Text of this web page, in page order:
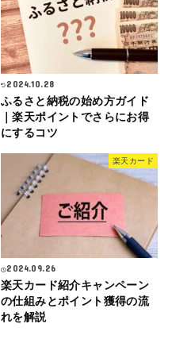
2024.10.28
ふるさと納税の始め方ガイド
｜楽天ポイントでさらにお得
にするコツ
楽天カード
2024.09.26
楽天カード紹介キャンペーン
の仕組みとポイント獲得の流
れを解説